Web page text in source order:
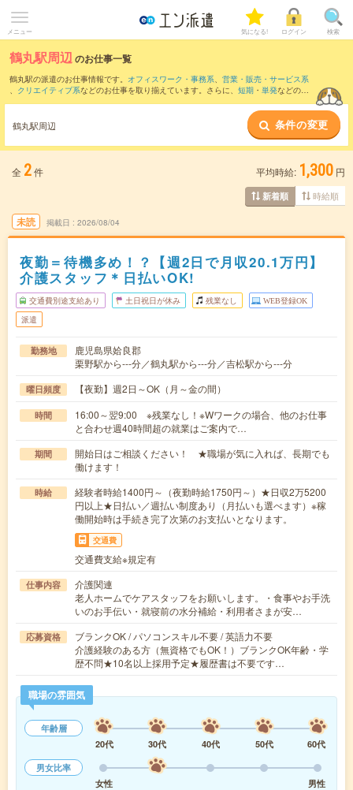
メニュー 気になる! ログイン 検索
鶴丸駅周辺のお仕事一覧
鶴丸駅の派遣のお仕事情報です。 オフィスワーク・事務系、 営業・販売・サービス系
、 クリエイティブ系などのお仕事を取り揃えています。さらに、 短期 ・ 単発などの期
また、大隅横川駅 えびの上江駅
など近隣駅のお
仕事もご確認いただけます。
鶴丸駅周辺 条件の変更
全 2件 平均時給: 1,300 円
新着順 時給順
未読 掲載日 2026/08/04
夜勤＝待機多め！？【週2日で月収20.1万円】
介護スタッフ＊日払いOK!
交通費別途支給あり 土日祝日が休み 残業なし WEB登録OK
派遣
勤務地
鹿児島県姶良郡
栗野駅から---分／鶴丸駅から---分／吉松駅から---分
曜日頻度 【夜勤】週2日～OK（月～金の間）
時間
16:00～翌9:00 ※残業なし！※Wワークの場合、他のお仕事
と合わせ週40時間超の就業はご案内で…
期間
開始日はご相談ください！ ★職場が気に入れば、長期でも
働けます！
時給
経験者時給1400円～（夜勤時給1750円～）★日収2万5200
円以上★日払い／週払い制度あり（月払いも選べます）※稼
働開始時は手続き完了次第のお支払いとなります。
交通費
交通費支給※規定有
仕事内容
介護関連
老人ホームでケアスタッフをお願いします。・食事やお手洗
いのお手伝い・就寝前の水分補給・利用者さまが安…
応募資格
ブランクOK / パソコンスキル不要 / 英語力不要
介護経験のある方（無資格でもOK！）ブランクOK年齢・学
歴不問★10名以上採用予定★履歴書は不要です…
職場の雰囲気
年齢層
20代
30代 40代 50代
60代
男女比率
女性
男性